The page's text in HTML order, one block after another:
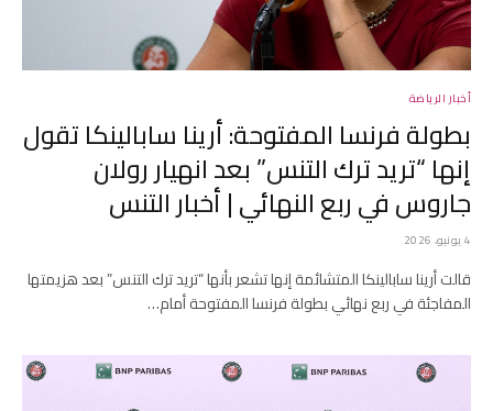
أخبار الرياضة
بطولة فرنسا المفتوحة: أرينا سابالينكا تقول
إنها “تريد ترك التنس” بعد انهيار رولان
جاروس في ربع النهائي | أخبار التنس
4 يونيو، 2026
قالت أرينا سابالينكا المتشائمة إنها تشعر بأنها “تريد ترك التنس” بعد هزيمتها
المفاجئة في ربع نهائي بطولة فرنسا المفتوحة أمام…